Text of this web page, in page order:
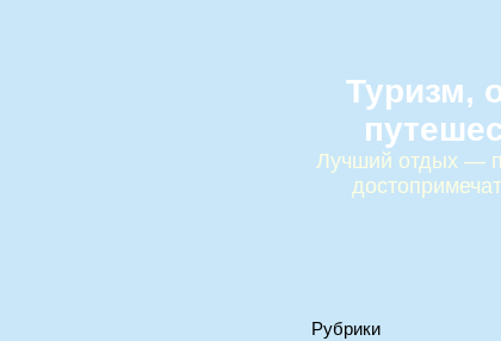
Туризм,
Лучший отдых —
Рубрики